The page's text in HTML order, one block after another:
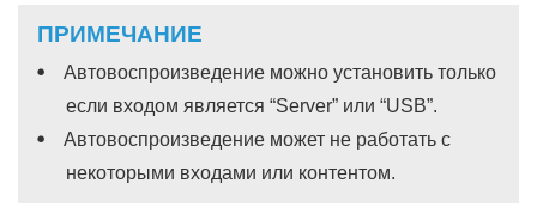
ПРИМЕЧАНИЕ
Автовоспроизведение можно установить только
если входом является “Server” или “USB”.
Автовоспроизведение может не работать с
некоторыми входами или контентом.